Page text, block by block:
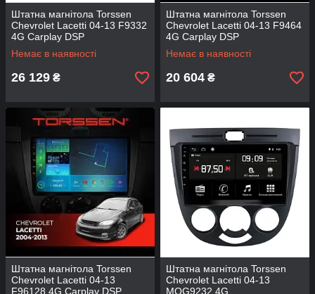
Штатна магнітола Torssen
Chevrolet Lacetti 04-13 F9332
4G Carplay DSP
Немає в наявності
26 129 ₴
Штатна магнітола Torssen
Chevrolet Lacetti 04-13 F9464
4G Carplay DSP
Немає в наявності
20 604 ₴
Штатна магнітола Torssen
Chevrolet Lacetti 04-13
F96128 4G Carplay DSP
Штатна магнітола Torssen
Chevrolet Lacetti 04-13
MQG9232 4G